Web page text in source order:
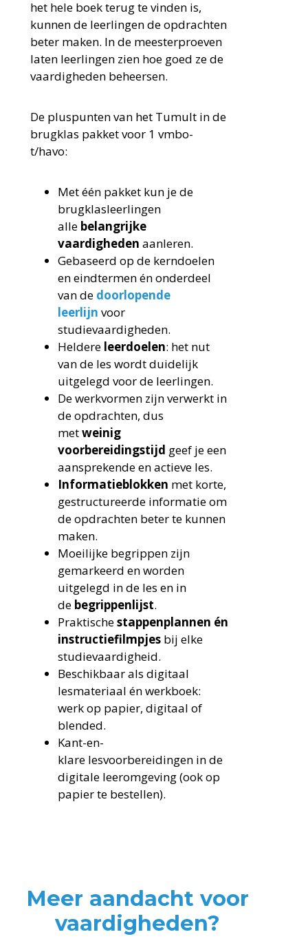
het hele boek terug te vinden is,
kunnen de leerlingen de opdrachten
beter maken. In de meesterproeven
laten leerlingen zien hoe goed ze de
vaardigheden beheersen.
De pluspunten van het Tumult in de
brugklas pakket voor 1 vmbo-
t/havo:
Met één pakket kun je de
brugklasleerlingen
alle belangrijke
vaardigheden aanleren.
Gebaseerd op de kerndoelen
en eindtermen én onderdeel
van de doorlopende
leerlijn voor
studievaardigheden.
Heldere leerdoelen: het nut
van de les wordt duidelijk
uitgelegd voor de leerlingen.
De werkvormen zijn verwerkt in
de opdrachten, dus
metweinig
voorbereidingstijd geef je een
aansprekende en actieve les.
Informatieblokken met korte,
gestructureerde informatie om
de opdrachten beter te kunnen
maken.
Moeilijke begrippen zijn
gemarkeerd en worden
uitgelegd in de les en in
de begrippenlijst.
Praktischestappenplannen én
instructiefilmpjes bij elke
studievaardigheid.
Beschikbaar als digitaal
lesmateriaal én werkboek:
werk op papier, digitaal of
blended.
Kant-en-
klare lesvoorbereidingen in de
digitale leeromgeving (ook op
papier te bestellen).
Meer aandacht voor
vaardigheden?